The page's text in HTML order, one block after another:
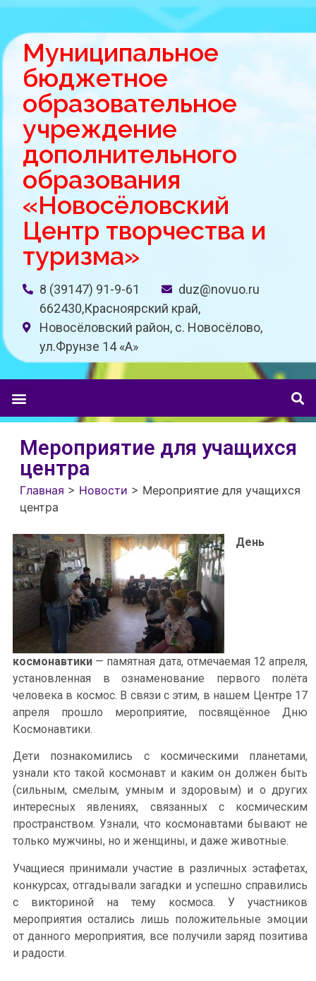
Муниципальное
бюджетное
образовательное
учреждение
дополнительного
образования
«Новосёловский
Центр творчества и
туризма»
8 (39147) 91-9-61
duz@novuo.ru
662430,Красноярский край,
Новосёловский район, с. Новосёлово,
ул.Фрунзе 14 «A»
Мероприятие для учащихся
центра
Главная > Новости > Мероприятие для учащихся
центра
День
космонавтики — памятная дата, отмечаемая 12 апреля,
установленная в ознаменование первого полёта
человека в космос. В связи с этим, в нашем Центре 17
апреля прошло мероприятие, посвящённое Дню
Космонавтики.
Дети познакомились с космическими планетами,
узнали кто такой космонавт и каким он должен быть
(сильным, смелым, умным и здоровым) и о других
интересных явлениях, связанных с космическим
пространством. Узнали, что космонавтами бывают не
только мужчины, но и женщины, и даже животные.
Учащиеся принимали участие в различных эстафетах,
конкурсах, отгадывали загадки и успешно справились
с викториной на тему космоса. У участников
мероприятия остались лишь положительные эмоции
от данного мероприятия, все получили заряд позитива
и радости.